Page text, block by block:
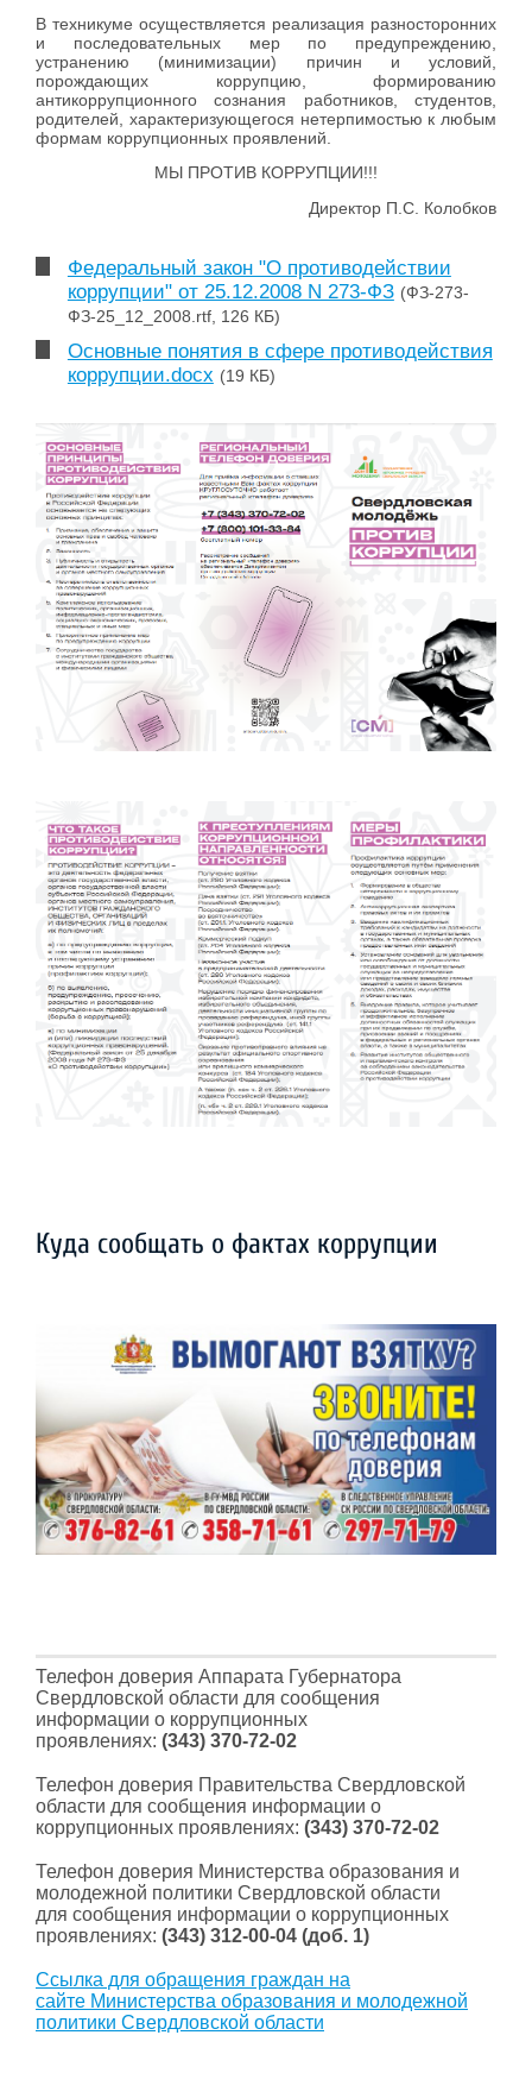
В техникуме осуществляется реализация разносторонних
и последовательных мер по предупреждению,
устранению (минимизации) причин и условий,
порождающих коррупцию, формированию
антикоррупционного сознания работников, студентов,
родителей, характеризующегося нетерпимостью к любым
формам коррупционных проявлений.
МЫ ПРОТИВ КОРРУПЦИИ!!!
Директор П.С. Колобков
Федеральный закон "О противодействии
коррупции" от 25.12.2008 N 273-ФЗ (ФЗ-273-
ФЗ-25_12_2008.rtf, 126 КБ)
Основные понятия в сфере противодействия
коррупции.docx (19 КБ)
Куда сообщать о фактах коррупции
Телефон доверия Аппарата Губернатора
Свердловской области для сообщения
информации о коррупционных
проявлениях: (343) 370-72-02
Телефон доверия Правительства Свердловской
области для сообщения информации о
коррупционных проявлениях: (343) 370-72-02
Телефон доверия Министерства образования и
молодежной политики Свердловской области
для сообщения информации о коррупционных
проявлениях: (343) 312-00-04 (доб. 1)
Ссылка для обращения граждан на
сайте Министерства образования и молодежной
политики Свердловской области